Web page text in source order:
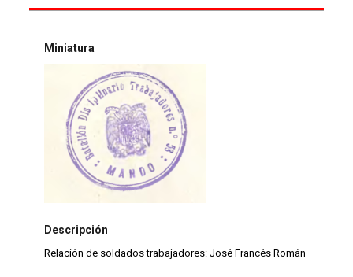
Miniatura
Descripción
Relación de soldados trabajadores: José Francés Román